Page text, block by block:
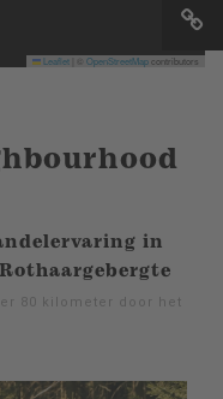
Leaflet OpenStreetMapcontributors
in
80 kilometer door het